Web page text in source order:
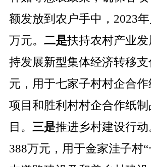
额发放到农户手中， 2023
万元。 二是扶持农村产业
持发展新型集体经济转移支
元，用于七家子村村企合
项目和胜利村村企合作纸
目。 三是推进乡村建设行
388万元，用于金家洼子村